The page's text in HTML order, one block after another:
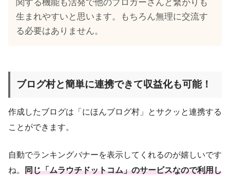
関する機能も活発で他のブロガーさんと繋がりも
生まれやすいと思います。もちろん無理に交流す
る必要はありません。
ブログ村と簡単に連携できて収益化も可能！
作成したブログは「にほんブログ村」とサクッと連携する
ことができます。
自動でランキングバナーを表示してくれるのが嬉しいです
ね。 同じ「ムラウチドットコム」のサービスなので利用し